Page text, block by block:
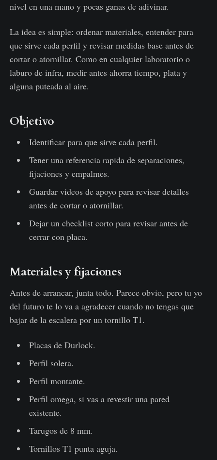
nivel en una mano y pocas ganas de adivinar.
La idea es simple: ordenar materiales, entender para
que sirve cada perfil y revisar medidas base antes de
cortar o atornillar. Como en cualquier laboratorio o
laburo de infra, medir antes ahorra tiempo, plata y
alguna puteada al aire.
Objetivo
Identificar para que sirve cada perfil.
Tener una referencia rapida de separaciones,
fijaciones y empalmes.
Guardar videos de apoyo para revisar detalles
antes de cortar o atornillar.
Dejar un checklist corto para revisar antes de
cerrar con placa.
Materiales y fijaciones
Antes de arrancar, junta todo. Parece obvio, pero tu yo
del futuro te lo va a agradecer cuando no tengas que
bajar de la escalera por un tornillo T1.
Placas de Durlock.
Perfil solera.
Perfil montante.
Perfil omega, si vas a revestir una pared
existente.
Tarugos de 8 mm.
Tornillos T1 punta aguja.